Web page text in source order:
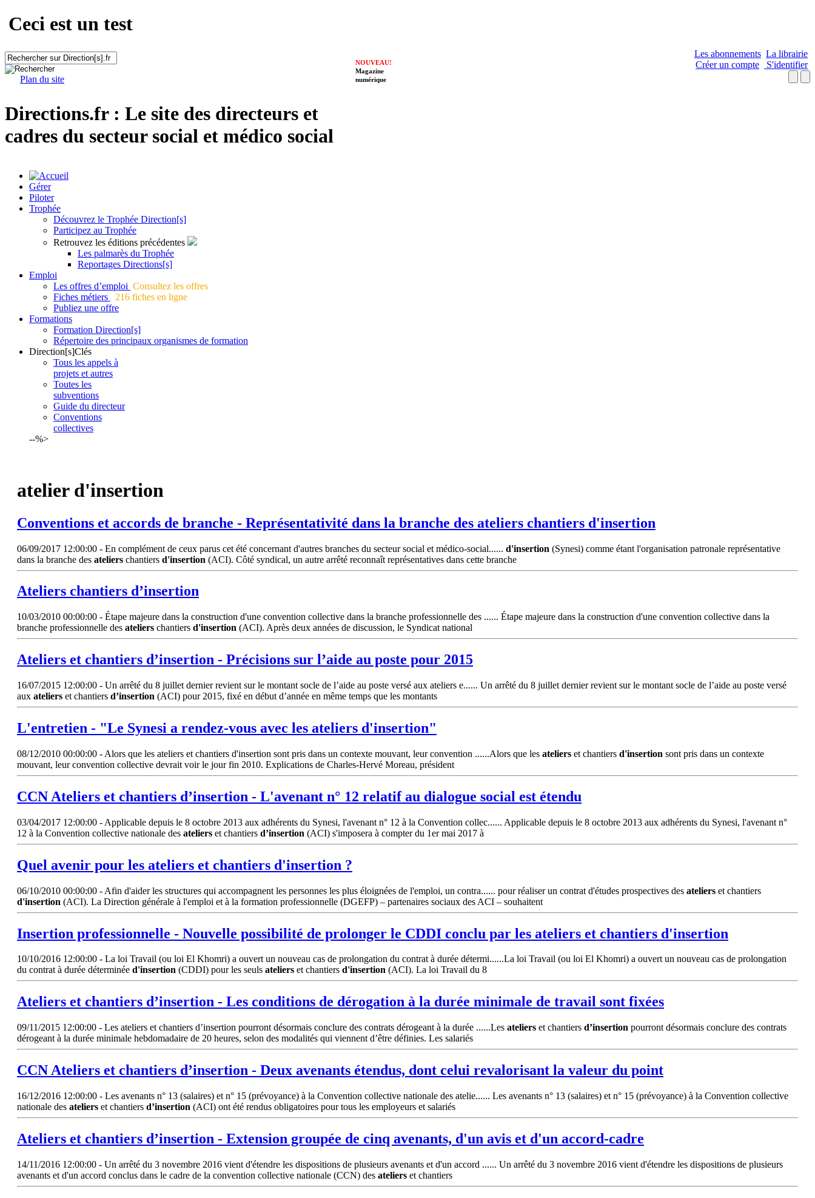
Ceci est un test
Plan du site
Les abonnements La librairie
Créer un compte
S'identifier
NOUVEAU!
Magazine
numérique
Directions.fr : Le site des directeurs et
cadres du secteur social et médico social
Gérer
Piloter
Trophée
Découvrez le Trophée Direction[s]
Participez au Trophée
Retrouvez les éditions précédentes
Les palmarès du Trophée
Reportages Directions[s]
Emploi
Les offres d’emploi Consultez les offres
Fiches métiers
216 fiches en ligne
Publiez une offre
Formations
Formation Direction[s]
Répertoire des principaux organismes de formation
Direction[s]Clés
Tous les appels à
projets et autres
Toutes les
subventions
Guide du directeur
Conventions
collectives
--%>
atelier d'insertion
Conventions et accords de branche - Représentativité dans la branche des ateliers chantiers d'insertion
06/09/2017 12:00:00 - En complément de ceux parus cet été concernant d'autres branches du secteur social et médico-social...... d'insertion (Synesi) comme étant l'organisation patronale représentative
dans la branche des ateliers chantiers d'insertion (ACI). Côté syndical, un autre arrêté reconnaît représentatives dans cette branche
Ateliers chantiers d’insertion
10/03/2010 00:00:00 - Étape majeure dans la construction d'une convention collective dans la branche professionnelle des ...... Étape majeure dans la construction d'une convention collective dans la
branche professionnelle des ateliers chantiers d'insertion (ACI). Après deux années de discussion, le Syndicat national
Ateliers et chantiers d’insertion - Précisions sur l’aide au poste pour 2015
16/07/2015 12:00:00 - Un arrêté du 8 juillet dernier revient sur le montant socle de l’aide au poste versé aux ateliers e...... Un arrêté du 8 juillet dernier revient sur le montant socle de l’aide au poste versé
aux ateliers et chantiers d’insertion (ACI) pour 2015, fixé en début d’année en même temps que les montants
L'entretien - "Le Synesi a rendez-vous avec les ateliers d'insertion"
08/12/2010 00:00:00 - Alors que les ateliers et chantiers d'insertion sont pris dans un contexte mouvant, leur convention ......Alors que les ateliers et chantiers d'insertion sont pris dans un contexte
mouvant, leur convention collective devrait voir le jour fin 2010. Explications de Charles-Hervé Moreau, président
CCN Ateliers et chantiers d’insertion - L'avenant n° 12 relatif au dialogue social est étendu
03/04/2017 12:00:00 - Applicable depuis le 8 octobre 2013 aux adhérents du Synesi, l'avenant n° 12 à la Convention collec...... Applicable depuis le 8 octobre 2013 aux adhérents du Synesi, l'avenant n°
12 à la Convention collective nationale des ateliers et chantiers d’insertion (ACI) s'imposera à compter du 1er mai 2017 à
Quel avenir pour les ateliers et chantiers d'insertion ?
06/10/2010 00:00:00 - Afin d'aider les structures qui accompagnent les personnes les plus éloignées de l'emploi, un contra...... pour réaliser un contrat d'études prospectives des ateliers et chantiers
d'insertion (ACI). La Direction générale à l'emploi et à la formation professionnelle (DGEFP) – partenaires sociaux des ACI – souhaitent
Insertion professionnelle - Nouvelle possibilité de prolonger le CDDI conclu par les ateliers et chantiers d'insertion
10/10/2016 12:00:00 - La loi Travail (ou loi El Khomri) a ouvert un nouveau cas de prolongation du contrat à durée détermi......La loi Travail (ou loi El Khomri) a ouvert un nouveau cas de prolongation
du contrat à durée déterminée d'insertion (CDDI) pour les seuls ateliers et chantiers d'insertion (ACI). La loi Travail du 8
Ateliers et chantiers d’insertion - Les conditions de dérogation à la durée minimale de travail sont fixées
09/11/2015 12:00:00 - Les ateliers et chantiers d’insertion pourront désormais conclure des contrats dérogeant à la durée ......Les ateliers et chantiers d’insertion pourront désormais conclure des contrats
dérogeant à la durée minimale hebdomadaire de 20 heures, selon des modalités qui viennent d’être définies. Les salariés
CCN Ateliers et chantiers d’insertion - Deux avenants étendus, dont celui revalorisant la valeur du point
16/12/2016 12:00:00 - Les avenants n° 13 (salaires) et n° 15 (prévoyance) à la Convention collective nationale des atelie...... Les avenants n° 13 (salaires) et n° 15 (prévoyance) à la Convention collective
nationale des ateliers et chantiers d’insertion (ACI) ont été rendus obligatoires pour tous les employeurs et salariés
Ateliers et chantiers d’insertion - Extension groupée de cinq avenants, d'un avis et d'un accord-cadre
14/11/2016 12:00:00 - Un arrêté du 3 novembre 2016 vient d'étendre les dispositions de plusieurs avenants et d'un accord ...... Un arrêté du 3 novembre 2016 vient d'étendre les dispositions de plusieurs
avenants et d'un accord conclus dans le cadre de la convention collective nationale (CCN) des ateliers et chantiers